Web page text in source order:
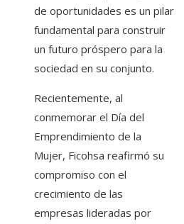
de oportunidades es un pilar
fundamental para construir
un futuro próspero para la
sociedad en su conjunto.
Recientemente, al
conmemorar el Día del
Emprendimiento de la
Mujer, Ficohsa reafirmó su
compromiso con el
crecimiento de las
empresas lideradas por